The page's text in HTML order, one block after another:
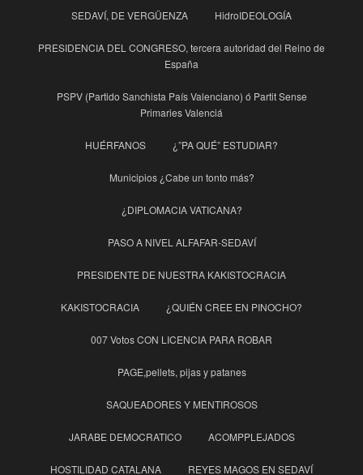
SEDAVÍ, DE VERGÜENZA HidroIDEOLOGÍA
PRESIDENCIA DEL CONGRESO, tercera autoridad del Reino de
España
PSPV (Partido Sanchista País Valenciano) ó Partit Sense
Primaries Valenciá
HUÉRFANOS ¿”PA QUÉ” ESTUDIAR?
Municipios ¿Cabe un tonto más?
¿DIPLOMACIA VATICANA?
PASO A NIVEL ALFAFAR-SEDAVÍ
PRESIDENTE DE NUESTRA KAKISTOCRACIA
KAKISTOCRACIA ¿QUIÉN CREE EN PINOCHO?
007 Votos CON LICENCIA PARA ROBAR
PAGE,pellets, pijas y patanes
SAQUEADORES Y MENTIROSOS
JARABE DEMOCRATICO ACOMPPLEJADOS
HOSTILIDAD CATALANA REYES MAGOS EN SEDAVÍ